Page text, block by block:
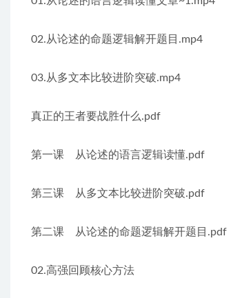
02.从论述的命题逻辑解开题目.mp4
03.从多文本比较进阶突破.mp4
真正的王者要战胜什么.pdf
第一课　从论述的语言逻辑读懂.pdf
第三课　从多文本比较进阶突破.pdf
第二课　从论述的命题逻辑解开题目.pdf
02.高强回顾核心方法